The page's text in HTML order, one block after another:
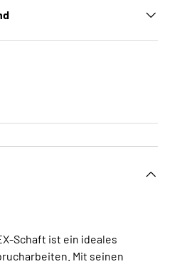
Schaft ist ein ideales
Mit seinen